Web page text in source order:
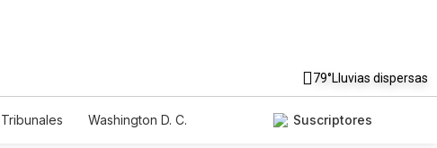
79°Lluvias dispersas
Tribunales
Washington D. C.
Suscriptores